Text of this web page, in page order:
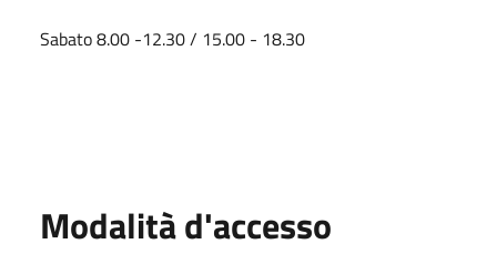
Sabato 8.00 -12.30 / 15.00 - 18.30
Modalità d'accesso